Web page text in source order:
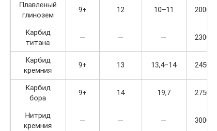
Плавленый
глинозем
9+ 12 10–11 2000
Карбид
титана
— — — 2300
Карбид
кремния
9+ 13 13,4–14 2450
Карбид
бора
9+ 14 19,7 2750
Нитрид
кремния
— — — 3000